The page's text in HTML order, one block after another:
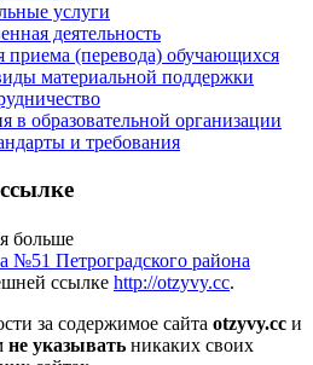
услуги
деятельность
приема (перевода) обучающихся
материальной поддержки
в образовательной организации
и требования
больше
№51 Петроградского района
ссылке http://otzyvy.cc.
за содержимое сайта otzyvy.cc и
не указывать никаких своих